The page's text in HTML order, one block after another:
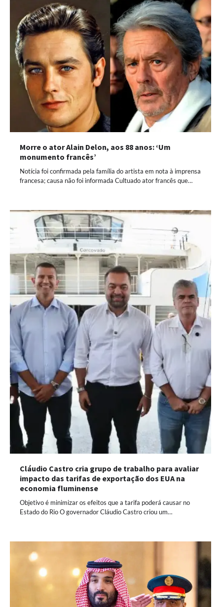
Morre o ator Alain Delon, aos 88 anos: ‘Um
monumento francês’
Notícia foi confirmada pela família do artista em nota à imprensa
francesa; causa não foi informada Cultuado ator francês que…
Cláudio Castro cria grupo de trabalho para avaliar
impacto das tarifas de exportação dos EUA na
economia fluminense
Objetivo é minimizar os efeitos que a tarifa poderá causar no
Estado do Rio O governador Cláudio Castro criou um…